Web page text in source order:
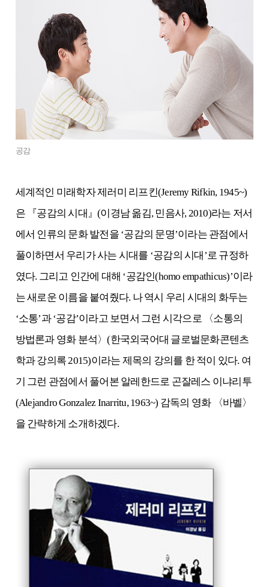
공감
세계적인 미래학자 제러미 리프킨(Jeremy Rifkin, 1945~)
은 『공감의 시대』(이경남 옮김, 민음사, 2010)라는 저서
에서 인류의 문화 발전을 ‘공감의 문명’이라는 관점에서
풀이하면서 우리가 사는 시대를 ‘공감의 시대’로 규정하
였다. 그리고 인간에 대해 ‘공감인(homo empathicus)’이라
는 새로운 이름을 붙여줬다. 나 역시 우리 시대의 화두는
‘소통’과 ‘공감’이라고 보면서 그런 시각으로 〈소통의
방법론과 영화 분석〉(한국외국어대 글로벌문화콘텐츠
학과 강의록 2015)이라는 제목의 강의를 한 적이 있다. 여
기 그런 관점에서 풀어본 알레한드로 곤잘레스 이냐리투
(Alejandro Gonzalez Inarritu, 1963~) 감독의 영화 〈바벨〉
을 간략하게 소개하겠다.